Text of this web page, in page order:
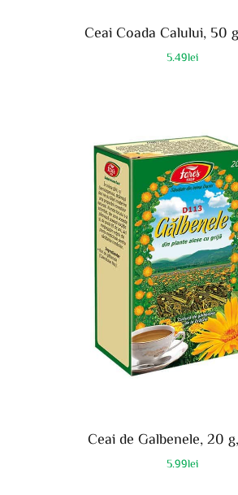
Ceai Coada Calului, 50
5.49lei
Ceai de Galbenele, 20
5.99lei